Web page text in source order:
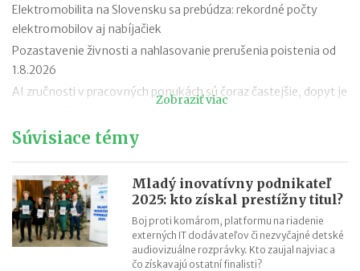
Elektromobilita na Slovensku sa prebúdza: rekordné počty
elektromobilov aj nabíjačiek
Pozastavenie živnosti a nahlasovanie prerušenia poistenia od
1.8.2026
AI zručnosti v pracovných ponukách sú čoraz častejšie, dopyt je
Návrat z dovolenky mimo EÚ: čo si možno priniesť bez platenia
Nové pravidlá EÚ v leteckej doprave: zlepšenie práv pre
cestujúcich
Riziká lacného „značkového“ tovaru: strata peňazí aj ohrozenie
zdravia
Nové pravidlá kontroly PZP od 1.8.2026
Zobraziť viac
Súvisiace témy
Mladý inovatívny podnikateľ
2025: kto získal prestížny titul?
Boj proti komárom, platformu na riadenie
externých IT dodávateľov či nezvyčajné detské
audiovizuálne rozprávky. Kto zaujal najviac a
čo získavajú ostatní finalisti?